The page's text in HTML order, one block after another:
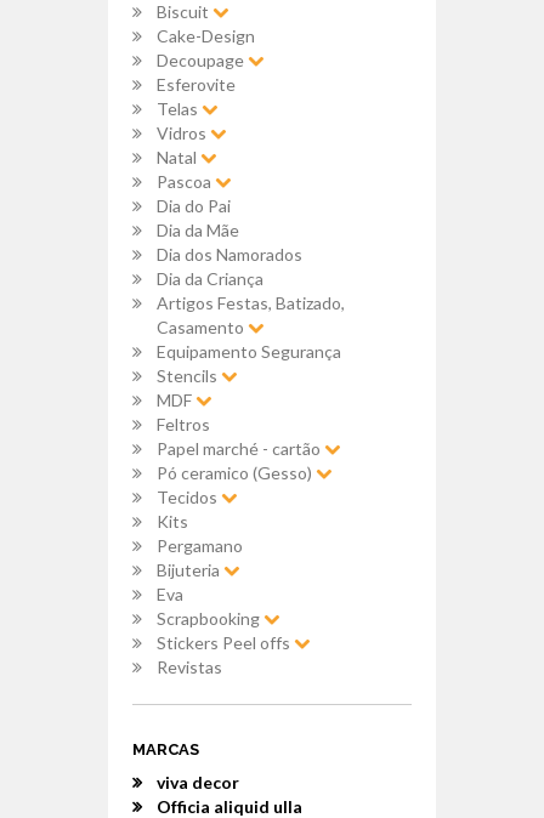
Biscuit
Cake-Design
Decoupage
Esferovite
Telas
Vidros
Natal
Pascoa
Dia do Pai
Dia da Mãe
Dia dos Namorados
Dia da Criança
Artigos Festas, Batizado,
Casamento
Equipamento Segurança
Stencils
MDF
Feltros
Papel marché - cartão
Pó ceramico (Gesso)
Tecidos
Kits
Pergamano
Bijuteria
Eva
Scrapbooking
Stickers Peel offs
Revistas
MARCAS
viva decor
Officia aliquid ulla